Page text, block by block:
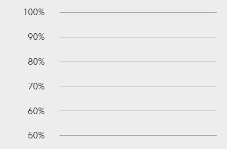
10%
100%
90%
80%
70%
60%
50%